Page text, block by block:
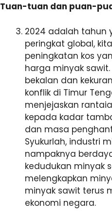
Tuan-tuan dan puan-
2024 adalah tahun
peringkat global,
peningkatan kos
harga minyak
bekalan dan
konflik di Timur
menjejaskan
kepada kadar
dan masa
Syukurlah, industri
nampaknya
kedudukan minyak
melengkapkan
minyak sawit terus
ekonomi negara.